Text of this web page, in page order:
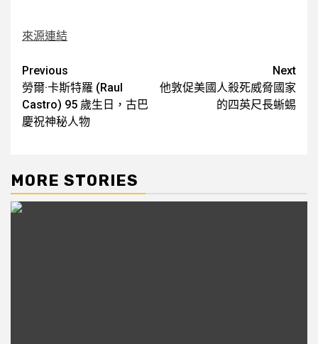
來源連結
Post
navigation
Previous
勞爾·卡斯特羅 (Raul
Castro) 95 歲生日，古巴
慶祝神秘人物
Next
他敦促美國人殺死威脅國家
的四英尺長蜥蜴
MORE STORIES